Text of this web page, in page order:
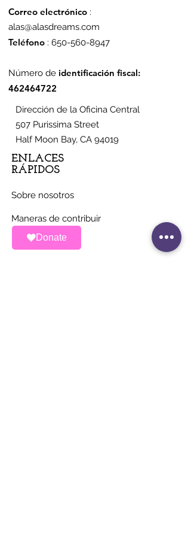
Donate
Correo electrónico :
alas@alasdreams.com
Teléfono : 650-560-8947
Número de identificación fiscal:
462464722
Dirección de la Oficina Central
507 Purissima Street
Half Moon Bay, CA 94019
ENLACES
RÁPIDOS
Sobre nosotros
Maneras de contribuir
Noticias